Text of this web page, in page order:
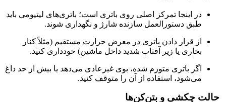
در اینجا تمرکز اصلی روی باتری است؛ باتری‌های لیتیومی باید
طبق دستورالعمل سازنده شارژ و نگهداری شوند.
از قرار دادن باتری در معرض حرارت مستقیم (مثلاً کنار
بخاری یا زیر آفتاب شدید داخل ماشین) خودداری کنید.
اگر باتری متورم شده، بوی غیرعادی می‌دهد یا بیش از حد داغ
می‌شود، استفاده از آن را متوقف کنید.
حالت چکشی و بتن‌کن‌ها